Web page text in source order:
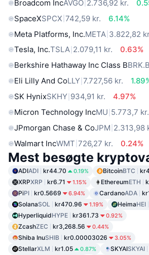
Broadcom IncAVGO 2.736,92 kr.
SpaceXSPCX 742,59 kr.
6.14%
Meta Platforms, Inc.META 3.822,82
Tesla, Inc.TSLA 2.079,11 kr.
0.63%
Berkshire Hathaway Inc Class BBRK.B
Eli Lilly And CoLLY 7.727,56 kr.
SK HynixSKHY 934,91 kr.
4.97%
Micron Technology IncMU 5.773,7 kr.
JPmorgan Chase & CoJPM 2.313,98
Walmart IncWMT 726,27 kr. 0.24%
Mest besøgte
ADIADI kr44.70 0.19% BitcoinBTC
XRPXRP kr6.71 1.15% EthereumETH
PiPI kr0.5669 6.94% CardanoADA
SolanaSOL kr470.96 1.19% HeimaHEI
HyperliquidHYPE kr361.73 0.92%
ZcashZEC kr3,268.56 0.44%
Shiba InuSHIB kr0.00003026 3.05%
StellarXLM kr1.05 0.87% SKYAISKYAI